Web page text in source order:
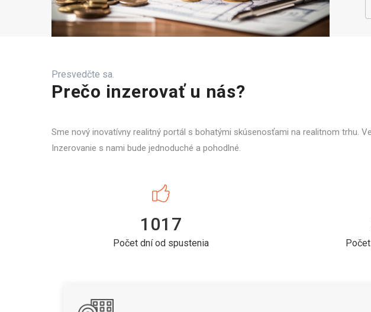
Presvedčte sa.
Prečo inzerovať u nás?
Sme nový inovatívny realitný portál s bohatými skúsenosťami na realitnom trhu.
Inzerovanie s nami bude jednoduché a pohodlné.
1017
Počet dní od spustenia